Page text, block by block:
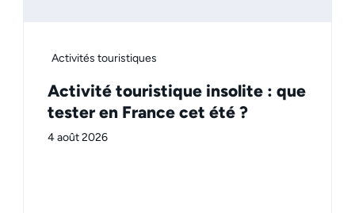
Activités touristiques
Activité touristique insolite : que
tester en France cet été ?
4 août 2026